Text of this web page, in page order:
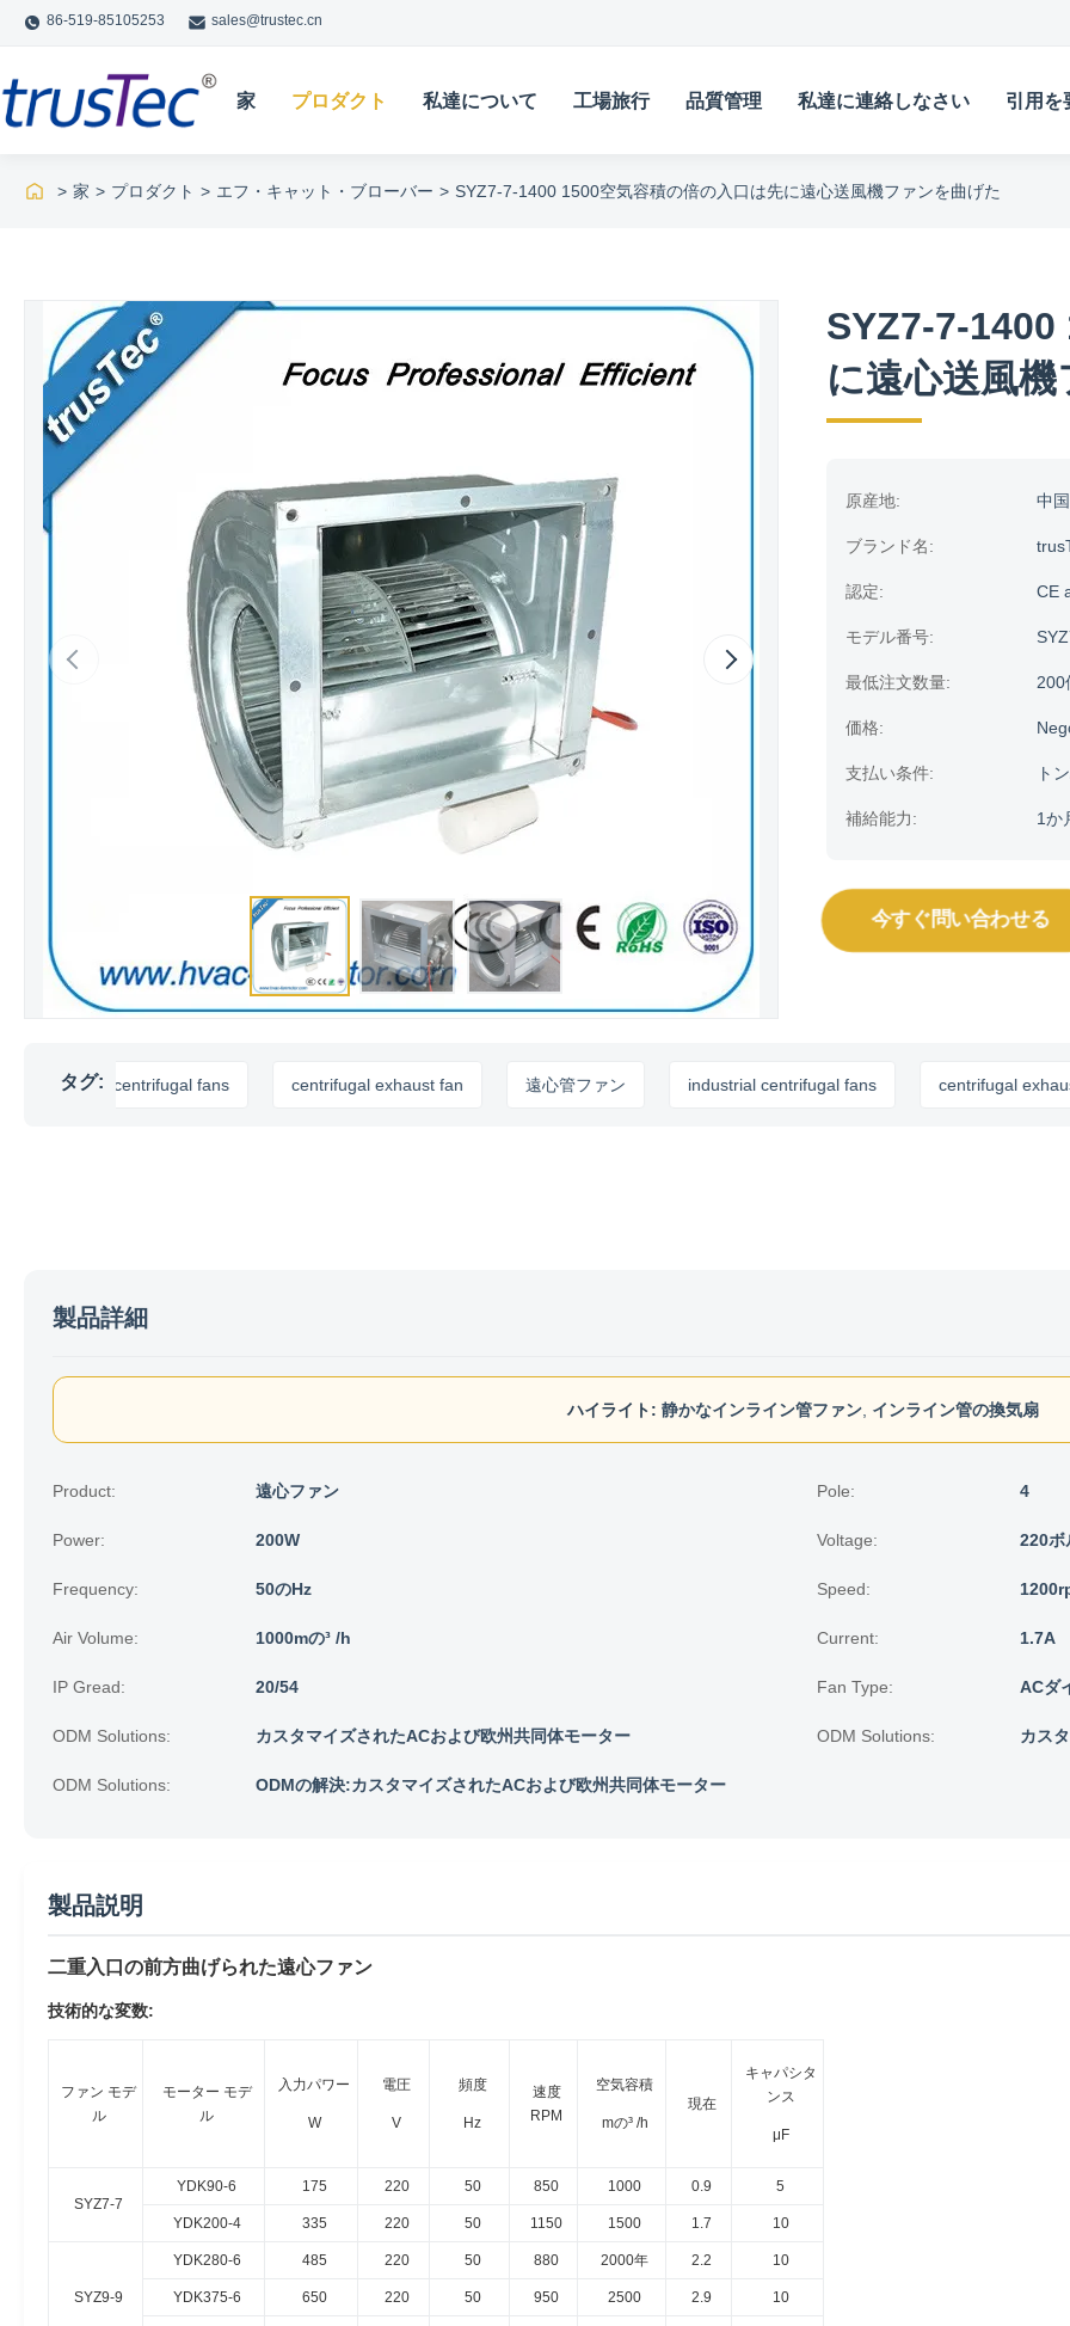
86-519-85105253 sales@trustec.cn
家 プロダクト 私達について 工場旅行 品質管理 私達に連絡しなさい 引用を
> 家 > プロダクト > エフ・キャット・ブローバー > SYZ7-7-1400 1500空気容積の倍の入口は先に遠心送風機ファンを曲げた
SYZ7-7-1400
に遠心送風
原産地: 中国
ブランド名:
認定: CE
モデル番号:
最低注文数量: 200
価格:
支払い条件: ト
補給能力: 1か
今すぐ問い合わせる
タグ:
centrifugal fans centrifugal exhaust fan 遠心管ファン industrial centrifugal fans centrifugal exhaust fan
製品詳細
ハイライト: 静かなインライン管ファン, インライン管の換気扇
Product: 遠心ファン Pole: 4
Power: 200W Voltage: 220ボ
Frequency: 50のHz Speed:
Air Volume: 1000mの³ /h Current: 1.7A
IP Gread: 20/54 Fan Type: ACダ
ODM Solutions: カスタマイズされたACおよび欧州共同体モーター ODM Solutions: カス
ODM Solutions: ODMの解決:カスタマイズされたACおよび欧州共同体モーター
製品説明
二重入口の前方曲げられた遠心ファン
技術的な変数:
ファン モデ
ル
モーター モデ
ル
入力パワー
W
電圧
V
頻度
Hz
速度
RPM
空気容積
mの³ /h
現在
キャパシタ
ンス
μF
SYZ7-7
YDK90-6 175 220 50 850 1000 0.9 5
YDK200-4 335 220 50 1150 1500 1.7 10
SYZ9-9
YDK280-6 485 220 50 880 2000年 2.2 10
YDK375-6 650 220 50 950 2500 2.9 10